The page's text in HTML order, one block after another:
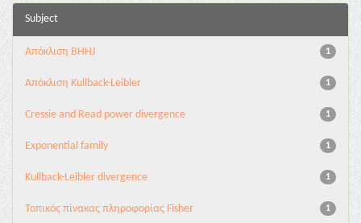
Subject
1
Aπόκλιση BHHJ
1
Aπόκλιση Kullback-Leibler
1
Cressie and Read power divergence
1
Exponential family
1
Kullback-Leibler divergence
1
Τοπικός πίνακας πληροφορίας Fisher